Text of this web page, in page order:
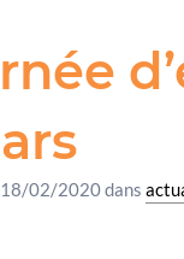
18/02/2020 dans